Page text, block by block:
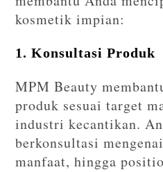
kosmetik impian:
1. Konsultasi Produk
MPM Beauty
produk sesuai target
industri kecantikan.
berkonsultasi
manfaat, hingga